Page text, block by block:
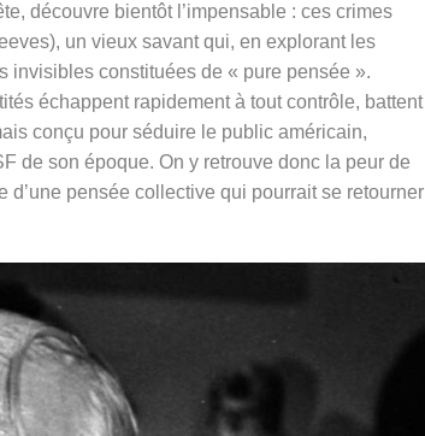
découvre bientôt l’impensable : ces crimes
, un vieux savant qui, en explorant les
invisibles constituées de « pure pensée ».
échappent rapidement à tout contrôle, battent
conçu pour séduire le public américain,
de son époque. On y retrouve donc la peur de
d’une pensée collective qui pourrait se retourner